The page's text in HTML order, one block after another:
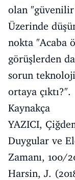
olan
Üzerinde
nokta "Acaba
görüşlerden
sorun
ortaya çıktı?".
Kaynakça
YAZICI,
Duygular ve
Zamanı, 100/
Harsin, J.